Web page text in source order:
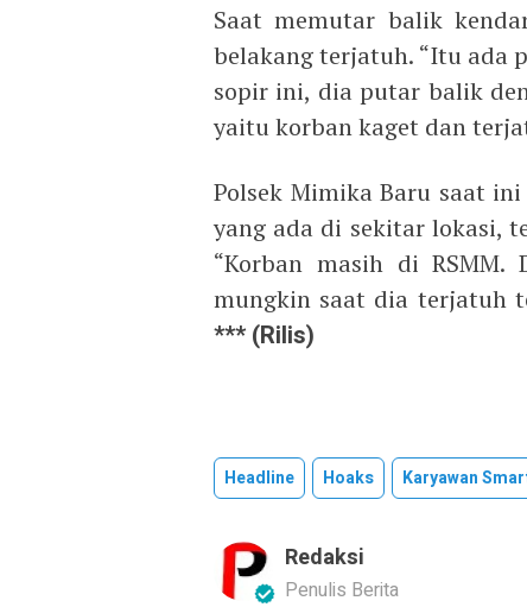
Saat memutar balik
belakang terjatuh. “Itu ada
sopir ini, dia putar balik
yaitu korban kaget dan
Polsek Mimika Baru saat
yang ada di sekitar lokasi,
“Korban masih di
mungkin saat dia terjatuh
*** (Rilis)
Headline Hoaks Karyawan
Redaksi
Penulis Berita